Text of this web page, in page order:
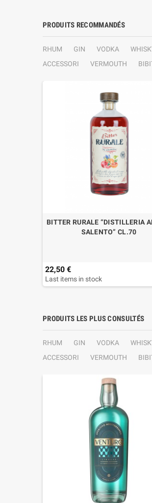
PRODUITS RECOMMANDÉS
RHUM GIN VODKA
ACCESSORI
VERMOUTH
BITTER RURALE “DISTILLERIA
SALENTO” CL.70
22,50 €
Last items in stock
PRODUITS LES PLUS CONSULTÉS
RHUM GIN VODKA
ACCESSORI
VERMOUTH